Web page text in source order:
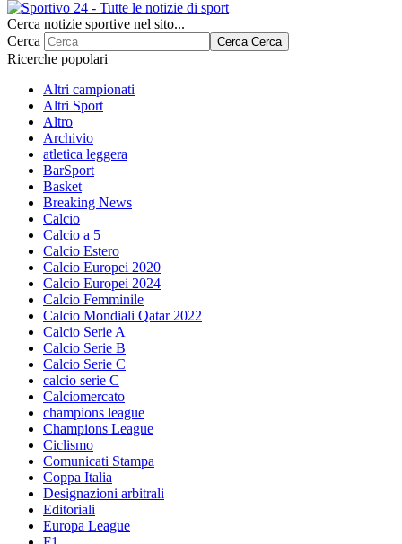
Cerca notizie sportive nel sito...
Cerca
Cerca Cerca
Ricerche popolari
Altri campionati
Altri Sport
Altro
Archivio
atletica leggera
BarSport
Basket
Breaking News
Calcio
Calcio a 5
Calcio Estero
Calcio Europei 2020
Calcio Europei 2024
Calcio Femminile
Calcio Mondiali Qatar 2022
Calcio Serie A
Calcio Serie B
Calcio Serie C
calcio serie C
Calciomercato
champions league
Champions League
Ciclismo
Comunicati Stampa
Coppa Italia
Designazioni arbitrali
Editoriali
Europa League